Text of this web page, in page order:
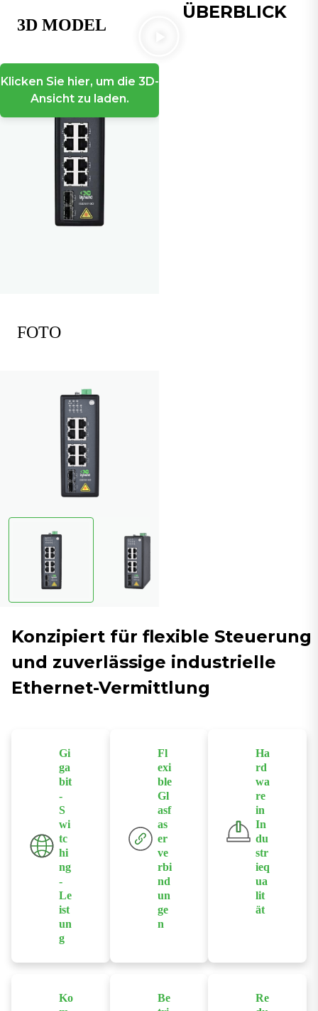
FOTO
Klicken Sie hier, um die 3D-
Ansicht zu laden.
ÜBERBLICK
Konzipiert für flexible Steuerung
und zuverlässige industrielle
Ethernet-Vermittlung
Gi
ga
bit
-
S
wi
tc
hi
ng
-
Le
ist
un
g
Fl
exi
ble
Gl
asf
as
er
ve
rbi
nd
un
ge
n
ttstellen zur
Ha
rd
wa
re
in
In
du
str
ieq
ua
lit
ät
ät und einem
Ko
Be
Re